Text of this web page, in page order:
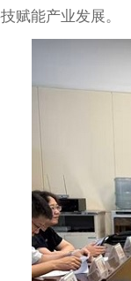
赋能产业发展。